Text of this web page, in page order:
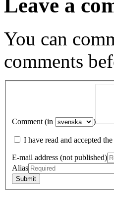
Leave a
You can
comments
Comment (in )
I have read and accepted the
E-mail address (not published)
Alias